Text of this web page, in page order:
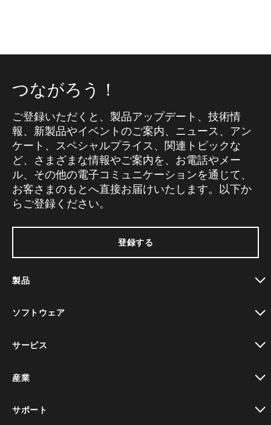
つながろう！
ご登録いただくと、製品アップデート、技術情
報、新製品やイベントのご案内、ニュース、アン
ケート、スペシャルプライス、関連トピックな
ど、さまざまな情報やご案内を、お電話やメー
ル、その他の電子コミュニケーションを通じて、
お客さまのもとへ直接お届けいたします。以下か
らご登録ください。
登録する
製品
ソフトウェア
サービス
産業
サポート